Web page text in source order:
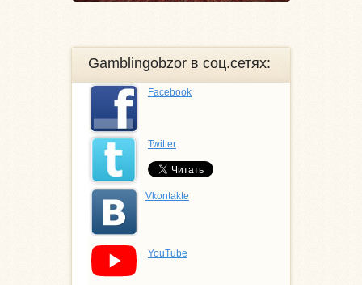
Gamblingobzor в соц.сетях:
Facebook
Twitter
Vkontakte
YouTube